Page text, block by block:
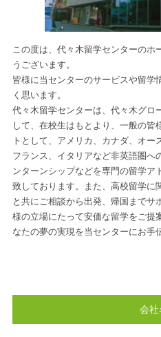
この度は、代々木留学センターのホ
うございます。
皆様に当センターのサービスや留学
く思います。
代々木留学センターは、代々木グロ
して、在校生はもとより、一般の皆
トとして、アメリカ、カナダ、オ
フランス、イタリアなど非英語圏へ
ンターンシップなどを専門の留学ア
致しております。また、高校留学に
と共にご相談から出発、帰国までサ
様の立場にたって安価な留学をご提
なたの夢の実現を当センターにお手
会社